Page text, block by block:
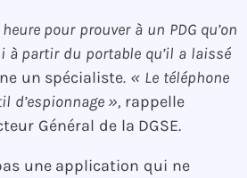
pour prouver à un PDG qu’on
à partir du portable qu’il a laissé
un spécialiste. « Le téléphone
d’espionnage », rappelle
Général de la DGSE.
une application qui ne